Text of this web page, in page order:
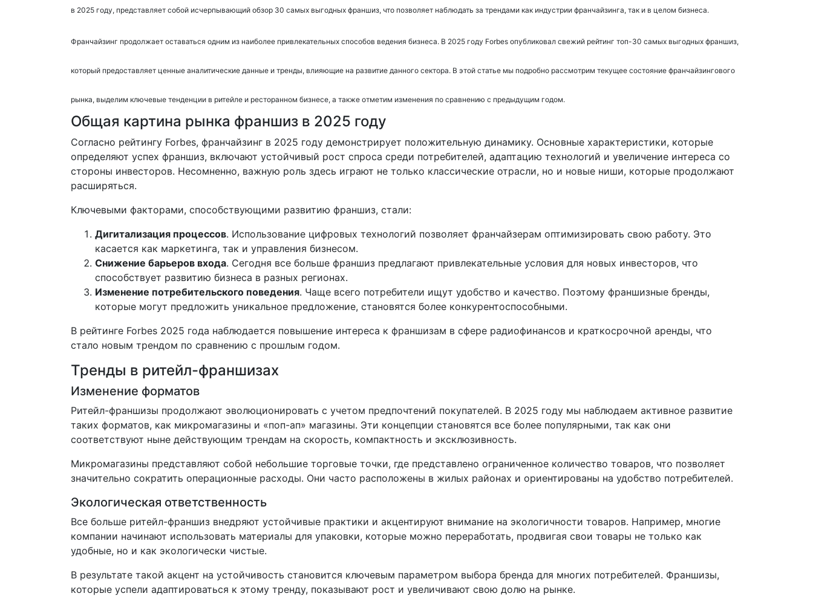
в 2025 году, представляет собой исчерпывающий обзор 30 самых выгодных франшиз, что позволяет наблюдать за трендами как индустрии франчайзинга, так и в целом бизнеса.
Франчайзинг продолжает оставаться одним из наиболее привлекательных способов ведения бизнеса. В 2025 году Forbes опубликовал свежий рейтинг топ-30 самых выгодных франшиз,
который предоставляет ценные аналитические данные и тренды, влияющие на развитие данного сектора. В этой статье мы подробно рассмотрим текущее состояние франчайзингового
рынка, выделим ключевые тенденции в ритейле и ресторанном бизнесе, а также отметим изменения по сравнению с предыдущим годом.
Общая картина рынка франшиз в 2025 году
Согласно рейтингу Forbes, франчайзинг в 2025 году демонстрирует положительную динамику. Основные характеристики, которые
определяют успех франшиз, включают устойчивый рост спроса среди потребителей, адаптацию технологий и увеличение интереса со
стороны инвесторов. Несомненно, важную роль здесь играют не только классические отрасли, но и новые ниши, которые продолжают
расширяться.
Ключевыми факторами, способствующими развитию франшиз, стали:
Дигитализация процессов. Использование цифровых технологий позволяет франчайзерам оптимизировать свою работу. Это
касается как маркетинга, так и управления бизнесом.
Снижение барьеров входа. Сегодня все больше франшиз предлагают привлекательные условия для новых инвесторов, что
способствует развитию бизнеса в разных регионах.
Изменение потребительского поведения. Чаще всего потребители ищут удобство и качество. Поэтому франшизные бренды,
которые могут предложить уникальное предложение, становятся более конкурентоспособными.
В рейтинге Forbes 2025 года наблюдается повышение интереса к франшизам в сфере радиофинансов и краткосрочной аренды, что
стало новым трендом по сравнению с прошлым годом.
Тренды в ритейл-франшизах
Изменение форматов
Ритейл-франшизы продолжают эволюционировать с учетом предпочтений покупателей. В 2025 году мы наблюдаем активное развитие
таких форматов, как микромагазины и «поп-ап» магазины. Эти концепции становятся все более популярными, так как они
соответствуют ныне действующим трендам на скорость, компактность и эксклюзивность.
Микромагазины представляют собой небольшие торговые точки, где представлено ограниченное количество товаров, что позволяет
значительно сократить операционные расходы. Они часто расположены в жилых районах и ориентированы на удобство потребителей.
Экологическая ответственность
Все больше ритейл-франшиз внедряют устойчивые практики и акцентируют внимание на экологичности товаров. Например, многие
компании начинают использовать материалы для упаковки, которые можно переработать, продвигая свои товары не только как
удобные, но и как экологически чистые.
В результате такой акцент на устойчивость становится ключевым параметром выбора бренда для многих потребителей. Франшизы,
которые успели адаптироваться к этому тренду, показывают рост и увеличивают свою долю на рынке.